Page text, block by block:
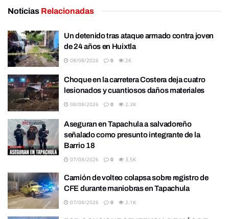
Noticias Relacionadas
Un detenido tras ataque armado contra joven
de 24 años en Huixtla
08/08/2026 0 2K
Choque en la carretera Costera deja cuatro
lesionados y cuantiosos daños materiales
08/08/2026 0 2.3K
Aseguran en Tapachula a salvadoreño
señalado como presunto integrante de la
Barrio 18
07/08/2026 0 3.5K
Camión de volteo colapsa sobre registro de
CFE durante maniobras en Tapachula
07/08/2026 0 2.1K